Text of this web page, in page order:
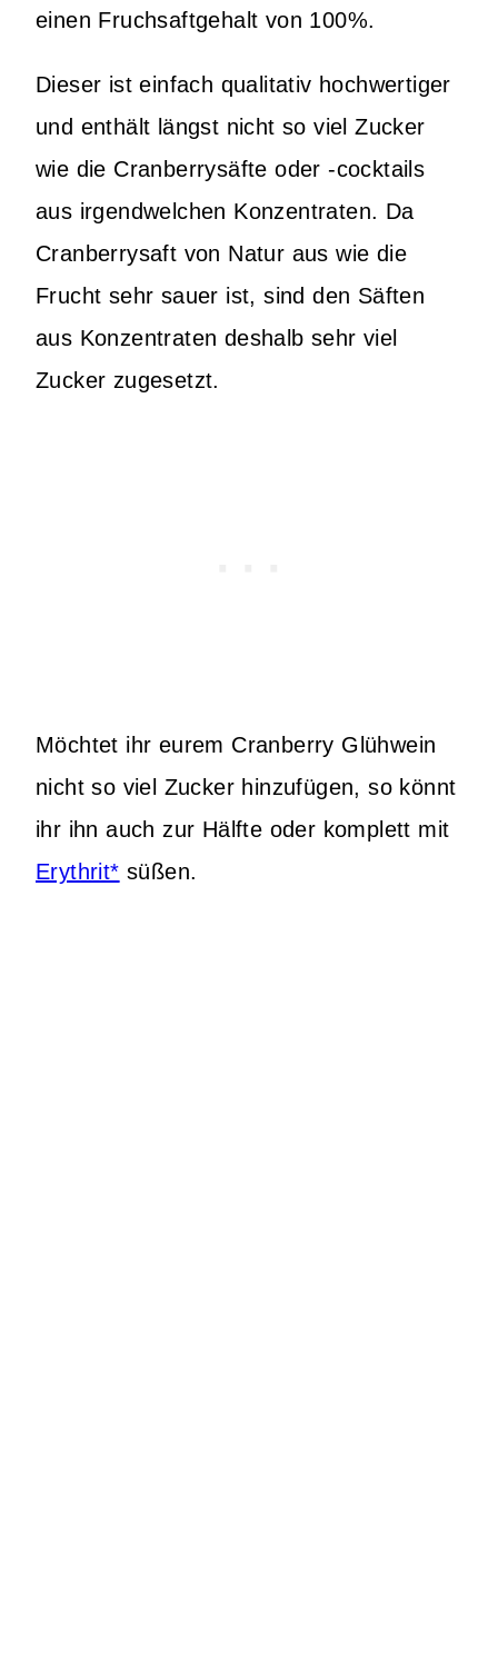
einen Fruchsaftgehalt von 100%.
Dieser ist einfach qualitativ hochwertiger
und enthält längst nicht so viel Zucker
wie die Cranberrysäfte oder -cocktails
aus irgendwelchen Konzentraten. Da
Cranberrysaft von Natur aus wie die
Frucht sehr sauer ist, sind den Säften
aus Konzentraten deshalb sehr viel
Zucker zugesetzt.
Möchtet ihr eurem Cranberry Glühwein
nicht so viel Zucker hinzufügen, so könnt
ihr ihn auch zur Hälfte oder komplett mit
Erythrit* süßen.